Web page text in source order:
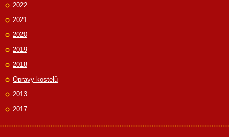
2022
2021
2020
2019
2018
Opravy kostelů
2013
2017